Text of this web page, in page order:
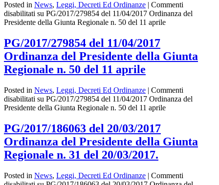
Posted in News, Leggi, Decreti Ed Ordinanze | Commenti
disabilitati su PG/2017/279854 del 11/04/2017 Ordinanza del
Presidente della Giunta Regionale n. 50 del 11 aprile
PG/2017/279854 del 11/04/2017
Ordinanza del Presidente della Giunta
Regionale n. 50 del 11 aprile
Posted in News, Leggi, Decreti Ed Ordinanze | Commenti
disabilitati su PG/2017/279854 del 11/04/2017 Ordinanza del
Presidente della Giunta Regionale n. 50 del 11 aprile
PG/2017/186063 del 20/03/2017
Ordinanza del Presidente della Giunta
Regionale n. 31 del 20/03/2017.
Posted in News, Leggi, Decreti Ed Ordinanze | Commenti